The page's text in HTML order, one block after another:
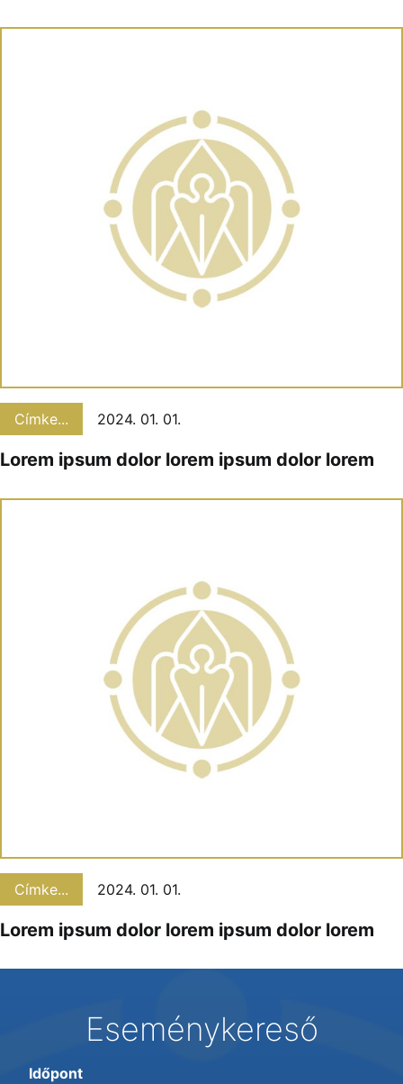
Címke... 2024. 01. 01.
Lorem ipsum dolor lorem ipsum dolor lorem
Címke... 2024. 01. 01.
Lorem ipsum dolor lorem ipsum dolor lorem
Eseménykereső
Időpont